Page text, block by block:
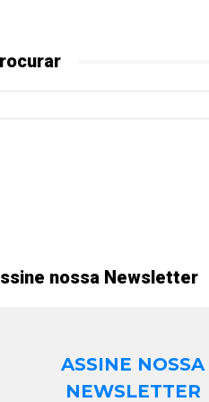
nossa Newsletter
ASSINE NOSSA
NEWSLETTER